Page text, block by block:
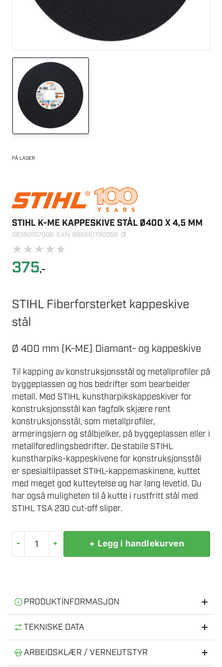
PÅ LAGER
STIHL K-ME KAPPESKIVE STÅL Ø400 X 4,5 MM
08350107006· EAN: 886661730056
★★★★★
375,-
STIHL Fiberforsterket kappeskive
stål
Ø 400 mm (K-ME) Diamant- og kappeskive
Til kapping av konstruksjonsstål og metallprofiler på
byggeplassen og hos bedrifter som bearbeider
metall. Med STIHL kunstharpikskappeskiver for
konstruksjonsstål kan fagfolk skjære rent
konstruksjonsstål, som metallprofiler,
armeringsjern og stålbjelker, på byggeplassen eller i
metallforedlingsbedrifter. De stabile STIHL
kunstharpiks-kappeskivene for konstruksjonsstål
er spesialtilpasset STIHL-kappemaskinene, kuttet
med meget god kutteytelse og har lang levetid. Du
har også muligheten til å kutte i rustfritt stål med
STIHL TSA 230 cut-off sliper.
-
STÅL
X
MM
+ + Legg i handlekurven
PRODUKTINFORMASJON
Kutter konstruksjonsstål, metallprofiler, rustfritt stål,
forsterkninger og stålbjelker. Ekstremt stabil
TEKNISKE DATA
Diameter 400 mm
ARBEIDSKLÆR / VERNEUTSTYR